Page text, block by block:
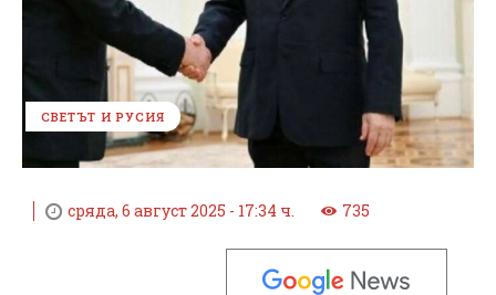
СВЕТЪТ И РУСИЯ
сряда, 6 август 2025 - 17:34 ч. 735